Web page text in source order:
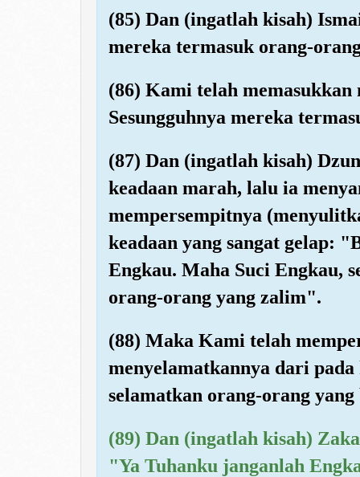
(85) Dan (ingatlah kisah)
mereka termasuk orang-
(86) Kami telah
Sesungguhnya mereka
(87) Dan (ingatlah kisah)
keadaan marah, lalu ia
mempersempitnya
keadaan yang sangat gelap:
Engkau. Maha Suci Engkau,
orang-orang yang zalim".
(88) Maka Kami telah
menyelamatkannya dari
selamatkan orang-orang
(89) Dan (ingatlah kisah)
"Ya Tuhanku janganlah